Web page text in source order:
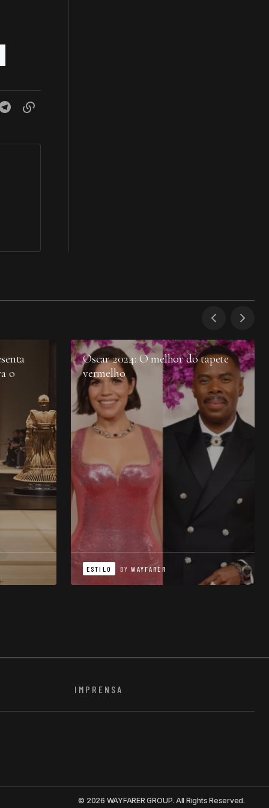
o
Oscar 2024: O melhor do tapete
vermelho
ESTILO BY WAYFARER
IMPRENSA
© 2026 WAYFARER GROUP. All Rights Reserved.